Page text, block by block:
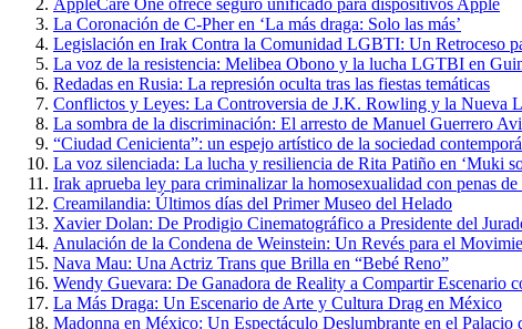
AppleCare One ofrece seguro unificado para dispositivos Apple
La Coronación de C-Pher en ‘La más draga: Solo las más’
Legislación en Irak Contra la Comunidad LGBTI: Un Retroceso
La voz de la resistencia: Melibea Obono y la lucha LGTBI en
Redadas en Rusia: La represión oculta tras las fiestas temáticas
Conflictos y Leyes: La Controversia de J.K. Rowling y la Nueva
La sombra de la discriminación: El arresto de Manuel Guerrero
“Ciudad Cenicienta”: un espejo artístico de la sociedad
La voz silenciada: La lucha y resiliencia de Rita Patiño en ‘Muki
Irak aprueba ley para criminalizar la homosexualidad con penas de
Creamilandia: Últimos días del Primer Museo del Helado
Xavier Dolan: De Prodigio Cinematográfico a Presidente del
Anulación de la Condena de Weinstein: Un Revés para el
Nava Mau: Una Actriz Trans que Brilla en “Bebé Reno”
Wendy Guevara: De Ganadora de Reality a Compartir Escenario
La Más Draga: Un Escenario de Arte y Cultura Drag en México
Madonna en México: Un Espectáculo Deslumbrante en el Palacio